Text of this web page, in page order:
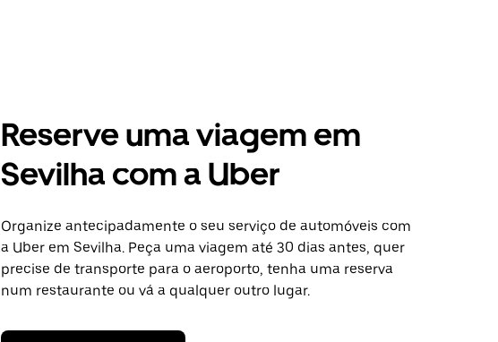
Reserve uma viagem em
Sevilha com a Uber
Organize antecipadamente o seu serviço de automóveis com
a Uber em Sevilha. Peça uma viagem até 30 dias antes, quer
precise de transporte para o aeroporto, tenha uma reserva
num restaurante ou vá a qualquer outro lugar.